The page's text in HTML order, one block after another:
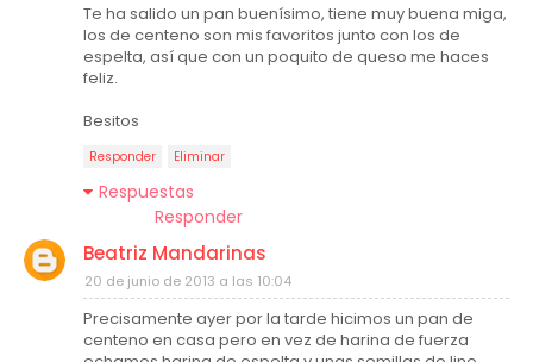
Te ha salido un pan buenísimo, tiene muy buena miga,
los de centeno son mis favoritos junto con los de
espelta, así que con un poquito de queso me haces
feliz.
Besitos
Responder Eliminar
Respuestas
Responder
Beatriz Mandarinas
20 de junio de 2013 a las 10:04
Precisamente ayer por la tarde hicimos un pan de
centeno en casa pero en vez de harina de fuerza